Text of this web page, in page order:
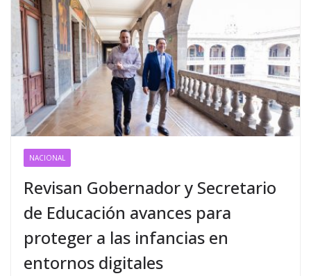
NACIONAL
Revisan Gobernador y Secretario
de Educación avances para
proteger a las infancias en
entornos digitales